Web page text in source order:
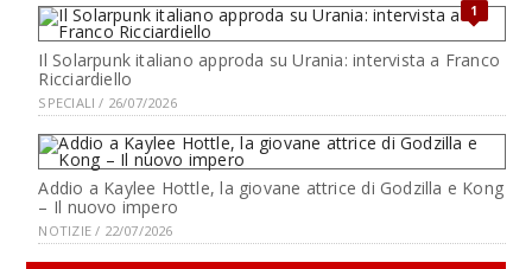
1
Il Solarpunk italiano approda su Urania: intervista a Franco
Ricciardiello
SPECIALI / 26/07/2026
Addio a Kaylee Hottle, la giovane attrice di Godzilla e Kong
– Il nuovo impero
NOTIZIE / 22/07/2026